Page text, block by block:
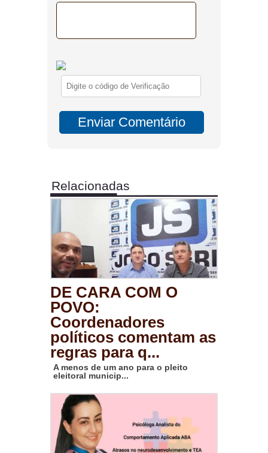
Relacionadas
DE CARA COM O
POVO:
Coordenadores
políticos comentam as
regras para q...
A menos de um ano para o pleito
eleitoral municip...